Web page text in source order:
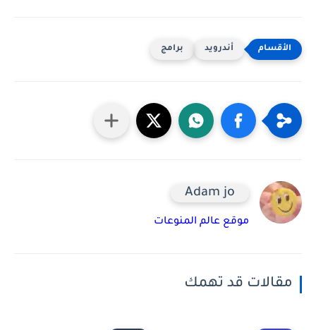
أندرويد برامج
Adam jo
موقع عالم المنوعات
مقالات قد تهمك